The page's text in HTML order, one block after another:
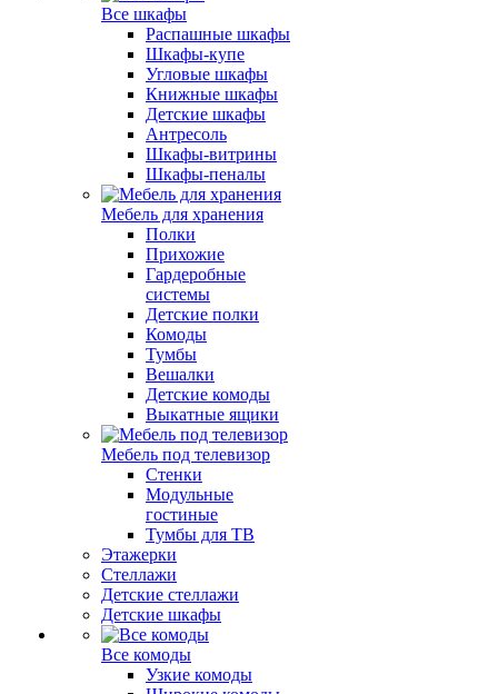
Все шкафы
Распашные шкафы
Шкафы-купе
Угловые шкафы
Книжные шкафы
Детские шкафы
Антресоль
Шкафы-витрины
Шкафы-пеналы
Мебель для хранения
Полки
Прихожие
Гардеробные
системы
Детские полки
Комоды
Тумбы
Вешалки
Детские комоды
Выкатные ящики
Мебель под телевизор
Стенки
Модульные
гостиные
Тумбы для ТВ
Этажерки
Стеллажи
Детские стеллажи
Детские шкафы
Все комоды
Узкие комоды